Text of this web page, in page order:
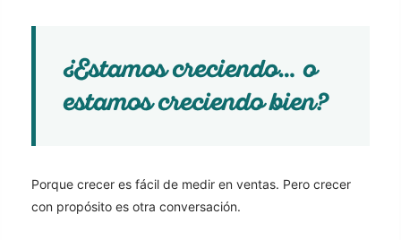
¿Estamos creciendo… o
estamos creciendo bien?
Porque crecer es fácil de medir en ventas. Pero crecer
con propósito es otra conversación.